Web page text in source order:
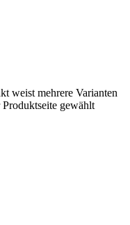
weist mehrere Varianten
gewählt